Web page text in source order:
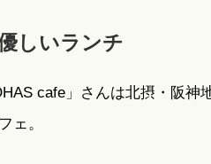
しいランチ
cafe」さんは北摂・阪神
ェ。